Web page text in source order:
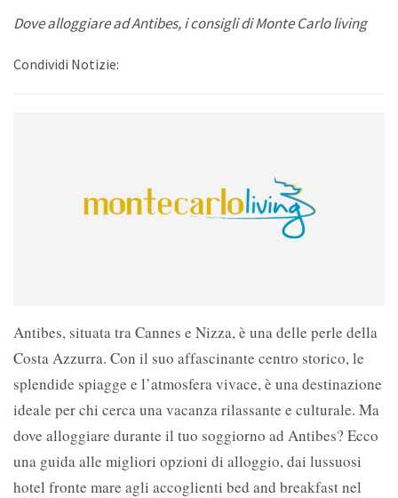
Dove alloggiare ad Antibes, i consigli di Monte Carlo living
Condividi Notizie:
Antibes, situata tra Cannes e Nizza, è una delle perle della
Costa Azzurra. Con il suo affascinante centro storico, le
splendide spiagge e l’atmosfera vivace, è una destinazione
ideale per chi cerca una vacanza rilassante e culturale. Ma
dove alloggiare durante il tuo soggiorno ad Antibes? Ecco
una guida alle migliori opzioni di alloggio, dai lussuosi
hotel fronte mare agli accoglienti bed and breakfast nel